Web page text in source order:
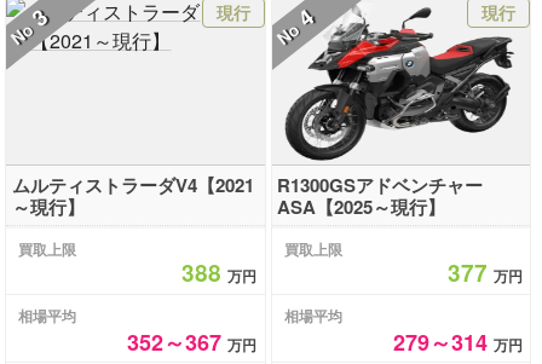
No
3 現行
ムルティストラーダV4【2021
～現行】
買取上限
388万円
相場平均
352～367万円
No
4 現行
R1300GSアドベンチャー
ASA【2025～現行】
買取上限
377 万円
相場平均
279～314 万円